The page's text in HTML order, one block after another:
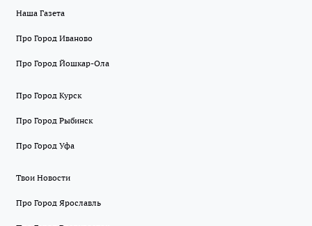
Наша Газета
Про Город Иваново
Про Город Йошкар-Ола
Про Город Курск
Про Город Рыбинск
Про Город Уфа
Твои Новости
Про Город Ярославль